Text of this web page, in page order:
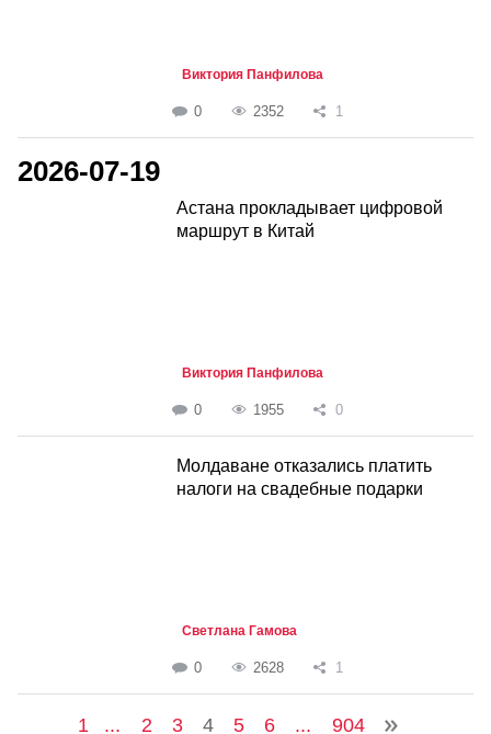
Виктория Панфилова
0 2352 1
2026-07-19
Астана прокладывает цифровой
маршрут в Китай
Виктория Панфилова
0 1955 0
Молдаване отказались платить
налоги на свадебные подарки
Светлана Гамова
0 2628 1
1 ... 2 3 4 5 6 ... 904